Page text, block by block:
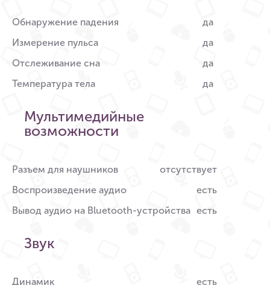
Обнаружение падения
да
Измерение пульса
да
Отслеживание сна
да
Температура тела
да
Мультимедийные
возможности
Разъем для наушников
отсутствует
Воспроизведение аудио
есть
Вывод аудио на Bluetooth-устройства есть
Звук
Динамик
есть